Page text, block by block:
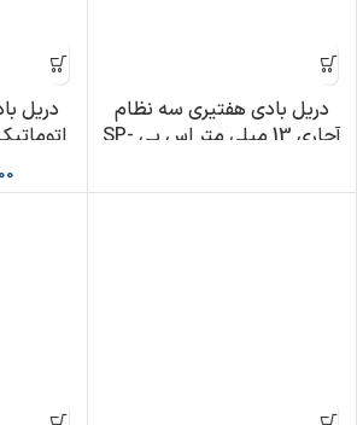
دریل بادی هفتیری سه نظام
آچاری 13 میلی متر اس پی SP-
دریل